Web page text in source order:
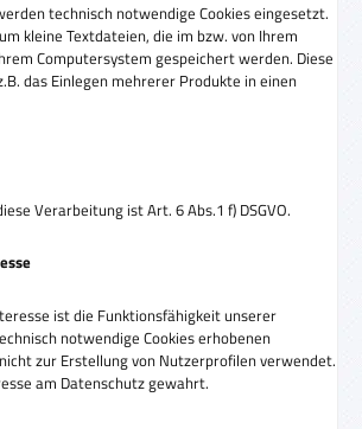
technisch notwendige Cookies eingesetzt.
kleine Textdateien, die im bzw. von Ihrem
Computersystem gespeichert werden. Diese
das Einlegen mehrerer Produkte in einen
Verarbeitung ist Art. 6 Abs.1 f) DSGVO.
ist die Funktionsfähigkeit unserer
notwendige Cookies erhobenen
zur Erstellung von Nutzerprofilen verwendet.
am Datenschutz gewahrt.